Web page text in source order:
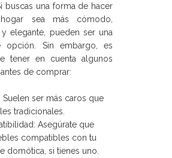
buscas una forma de hacer
sea más cómodo,
elegante, pueden ser una
opción. Sin embargo, es
tener en cuenta algunos
de comprar:
Suelen ser más caros que
tradicionales.
Asegúrate que
compatibles con tu
domótica, si tienes uno.